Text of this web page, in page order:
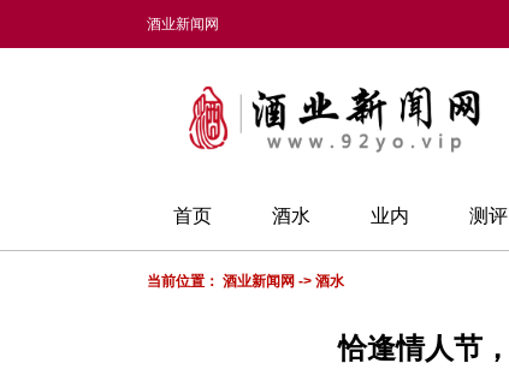
酒业新闻网
首页 酒水 业内 测评
当前位置： 酒业新闻网 -> 酒水
恰逢情人节